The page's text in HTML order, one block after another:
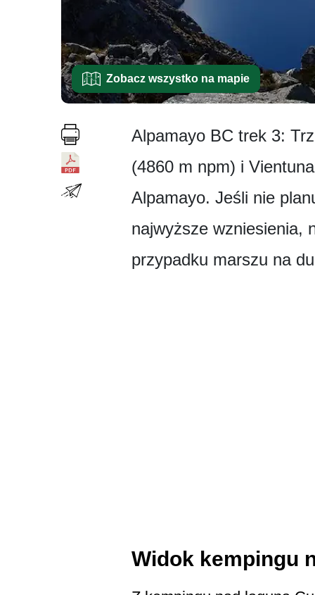
Zobacz wszystko na mapie
Alpamayo BC trek 3:
(4860 m npm) i
Alpamayo. Jeśli nie
najwyższe wzniesienia,
przypadku marszu na
Widok kempingu